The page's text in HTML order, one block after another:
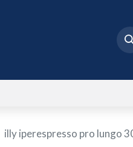
illy iperespresso pro lungo